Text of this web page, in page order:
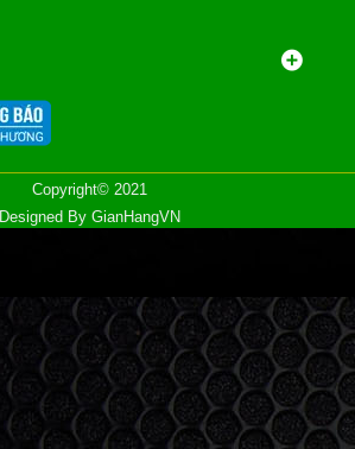
Copyright© 2021
Designed By GianHangVN